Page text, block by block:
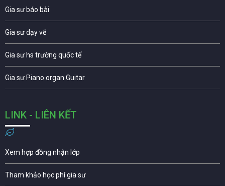
Gia sư báo bài
Gia sư dạy vẽ
Gia sư hs trường quốc tế
Gia sư Piano organ Guitar
LINK - LIÊN KẾT
Xem hợp đồng nhận lớp
Tham khảo học phí gia sư